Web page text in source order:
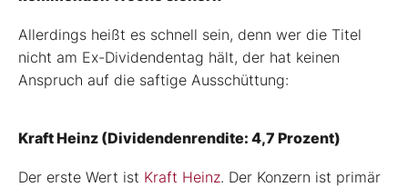
Allerdings heißt es schnell sein, denn wer die Titel
nicht am Ex-Dividendentag hält, der hat keinen
Anspruch auf die saftige Ausschüttung:
Kraft Heinz (Dividendenrendite: 4,7 Prozent)
Der erste Wert ist Kraft Heinz. Der Konzern ist primär